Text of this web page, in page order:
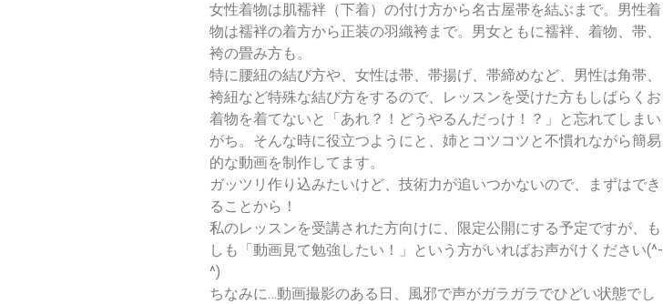
女性着物は肌襦袢（下着）の付け方から名古屋帯を結ぶまで。男性着
物は襦袢の着方から正装の羽織袴まで。男女ともに襦袢、着物、帯、
袴の畳み方も。
特に腰紐の結び方や、女性は帯、帯揚げ、帯締めなど、男性は角帯、
袴紐など特殊な結び方をするので、レッスンを受けた方もしばらくお
着物を着てないと「あれ？！どうやるんだっけ！？」と忘れてしまい
がち。 そんな時に役立つようにと、姉とコツコツと不慣れながら簡易
的な動画を制作してます。
ガッツリ作り込みたいけど、技術力が追いつかないので、まずはでき
ることから！
私のレッスンを受講された方向けに、限定公開にする予定ですが、も
しも「動画見て勉強したい！」という方がいればお声がけください(^-
^)
ちなみに…動画撮影のある日、風邪で声がガラガラでひどい状態でし